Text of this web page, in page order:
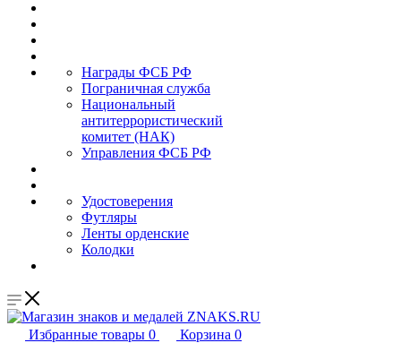
Награды ФСБ РФ
Пограничная служба
Национальный
антитеррористический
комитет (НАК)
Управления ФСБ РФ
Удостоверения
Футляры
Ленты орденские
Колодки
Избранные товары 0 Корзина 0